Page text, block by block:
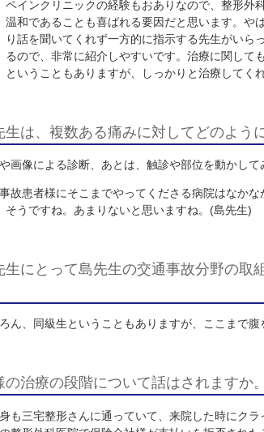
元々私達は中高の同級生なんですよ。お
者の患者様で担当している弁護士が島先生
整形外科はニュートラルなスタンスであ
だけを診て、診断書を書いています。必
三宅整形外科小児科クリニック様
はい。三宅先生を紹介した依頼者様に不満
安心できる先生がいらっしゃるというのは
り話を聞いてくれず一方的に指示す
三宅先生は、複数ある痛みに対し
問診や画像による診断、あとは、触診や部